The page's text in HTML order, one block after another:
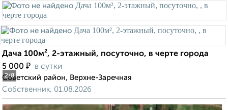
2/8
Дача 100м², 2-этажный, посуточно, в черте города
5 000 ₽ в сутки
Советский район, Верхне-Заречная
Собственник, 01.08.2026